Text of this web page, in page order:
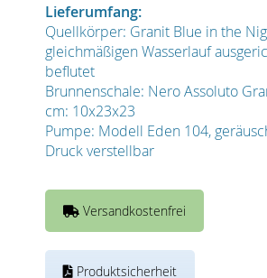
Lieferumfang:
Quellkörper: Granit Blue in the
gleichmäßigen Wasserlauf
beflutet
Brunnenschale: Nero Assoluto
cm: 10x23x23
Pumpe: Modell Eden 104,
Druck verstellbar
Versandkostenfrei
Produktsicherheit